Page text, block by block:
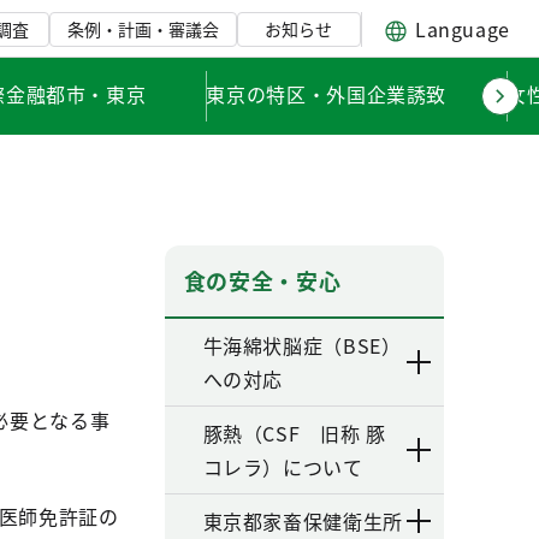
査 条例・計画・審議会 お知らせ Language
融都市・東京 東京の特区・外国企業誘致 女
要となる事
師免許証の
食の安全・安心
牛海綿状脳症（BSE）
への対応
豚熱（CSF 旧称 豚
コレラ）について
東京都家畜保健衛生所